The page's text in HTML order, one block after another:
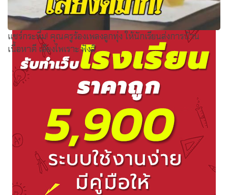
แชร์กระหึ่ม! คุณครูร้องเพลงลูกทุ่ง ให้นักเรียนส่งการบ้าน
เนื้อหาดี เสียงไพเราะ ฟังสิ